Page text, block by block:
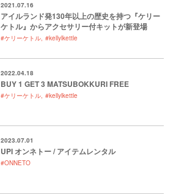
2021.07.16
アイルランド発130年以上の歴史を持つ『ケリー
ケトル』からアクセサリー付キットが新登場
#ケリーケトル #kellylkettle
2022.04.18
BUY 1 GET 3 MATSUBOKKURI FREE
#ケリーケトル #kellylkettle
2023.07.01
UPI オンネトー / アイテムレンタル
#ONNETO